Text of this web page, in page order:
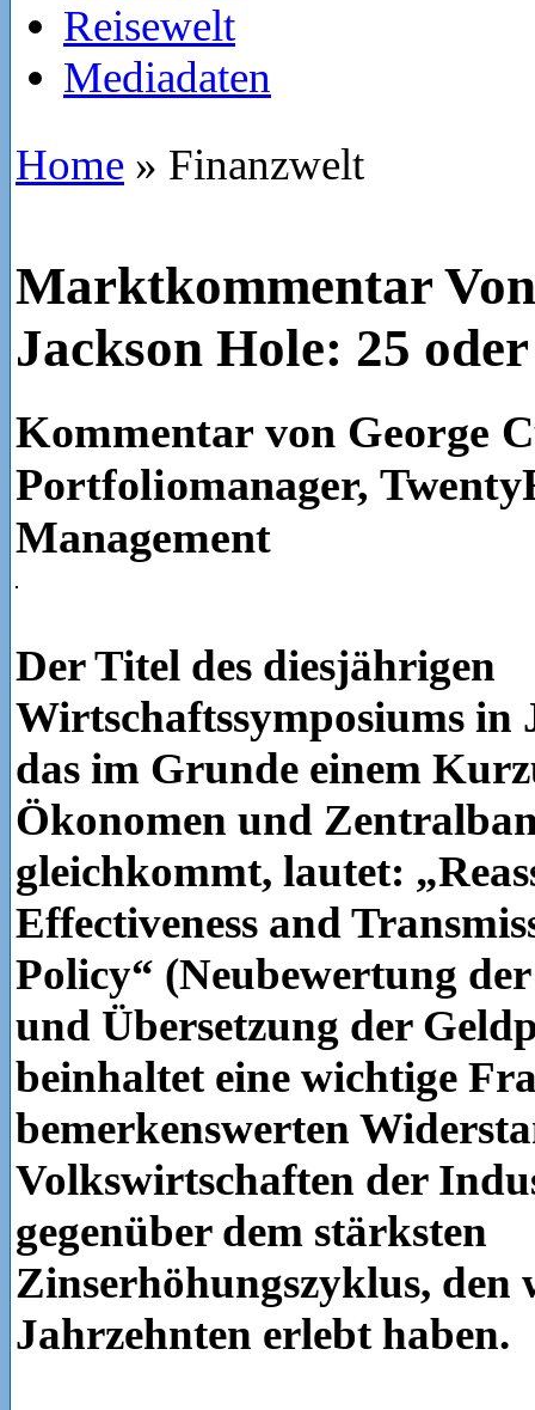
Reisewelt
Mediadaten
Home » Finanzwelt
Marktkommentar
Jackson Hole: 25
Kommentar von George
Portfoliomanager,
Management
Der Titel des diesjährigen
Wirtschaftssymposiums in
das im Grunde einem
Ökonomen und
gleichkommt, lautet:
Effectiveness and
Policy“ (Neubewertung
und Übersetzung der
beinhaltet eine wichtige
bemerkenswerten
Volkswirtschaften der
gegenüber dem stärksten
Zinserhöhungszyklus, den
Jahrzehnten erlebt haben.